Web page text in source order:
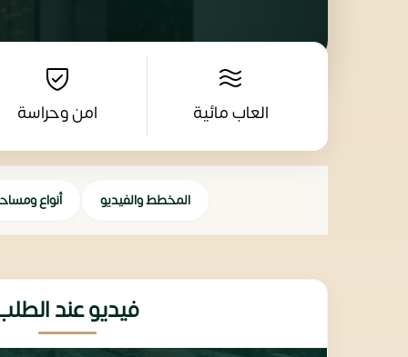
العاب مائية امن وحراسة
المخطط والفيديو أنواع
فيديو عند